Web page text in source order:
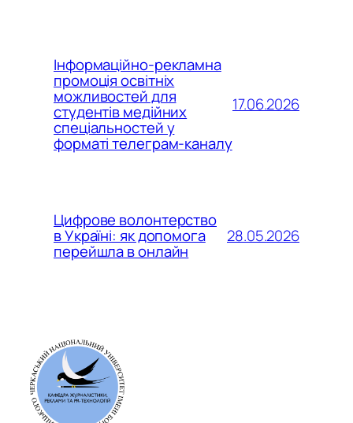
Інформаційно-рекламна
промоція освітніх
можливостей для
студентів медійних
спеціальностей у
форматі телеграм-каналу
17.06.2026
Цифрове волонтерство
в Україні: як допомога
перейшла в онлайн
28.05.2026